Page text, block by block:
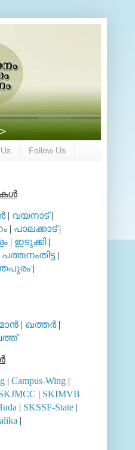
Follow Us
| വയനാട്|
| പാലക്കാട്|
| ഇടുക്കി|
പത്തനംതിട്ട|
|
| ഖത്തര്‍|
| Campus-Wing |
| SKIMVB
| SKSSF-State |
|